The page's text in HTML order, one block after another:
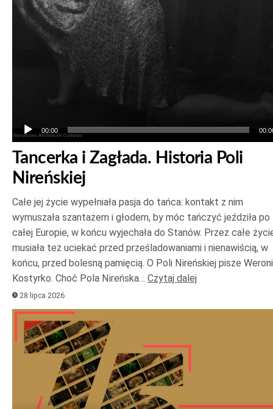
00:00
Tancerka i Zagłada. Historia Poli
Nireńskiej
Całe jej życie wypełniała pasja do tańca: kontakt z nim
wymuszała szantażem i głodem, by móc tańczyć jeździła po
całej Europie, w końcu wyjechała do Stanów. Przez całe
musiała też uciekać przed prześladowaniami i nienawiścią, w
końcu, przed bolesną pamięcią. O Poli Nireńskiej pisze
Kostyrko. Choć Pola Nireńska… Czytaj dalej
28 lipca 2026